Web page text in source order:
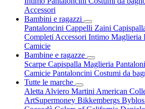
Accessori
Bambini e ragazzi
Pantaloncini Cappelli Zaini
Completi Accessori Intimo Maglieria
Camicie
Bambine e ragazze
Scarpe Capispalla Maglieria Pantaloni
Camicie Pantaloncini Costumi da
Tutte le marche
Aletta Alviero Martini American
ArtSupermoney Bikkembergs Byblos